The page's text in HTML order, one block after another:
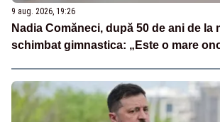
9 aug. 2026, 19:26
Nadia Comăneci, după 50 de ani de la
schimbat gimnastica: „Este o mare